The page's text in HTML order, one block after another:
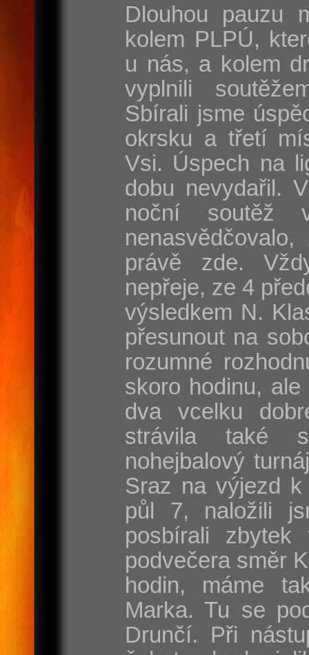
Dlouhou pauzu
kolem PLPÚ,
u nás, a kolem
vyplnili
Sbírali jsme
okrsku a třetí
Vsi. Úspech na
dobu nevydařil.
noční soutěž
právě zde.
nepřeje, ze 4
výsledkem N.
přesunout na
rozumné
skoro hodinu,
dva vcelku
strávila také
nohejbalový
Sraz na výjezd
půl 7, naložili
posbírali
podvečera směr
hodin, máme
Marka. Tu se
Drunčí. Při